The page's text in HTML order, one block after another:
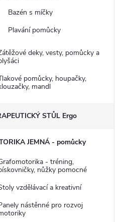
Bazén s míčky
Plavání pomůcky
deky, vesty, pomůcky a
pomůcky, houpačky,
mandl
STŮL Ergo
JEMNÁ - pomůcky
- tréning,
nůžky pomocné
vzdělávací a kreativní
nástěnné pro rozvoj